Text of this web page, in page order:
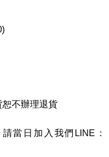
恕不辦理退貨
當日加入我們LINE：